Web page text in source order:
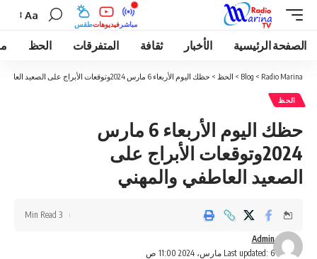
طقسفيديوهات مباشر
Aa
الصفحة الرئيسية الأخبار ثقافة المتفرقات الحظ
Radio Marina
>
Blog
> الحظ > حظك اليوم الأربعاء 6 مارس 2024وتوقعات الأبراج على الصعيد العاطفي والمهني
الحظ
حظك اليوم الأربعاء 6 مارس
2024وتوقعات الأبراج على
الصعيد العاطفي والمهني
Last updated: 6 مارس، 2024 11:00 ص
Admin
3 Min Read